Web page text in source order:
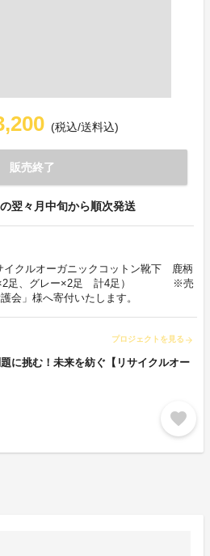
(税込/送料込)
販売終了
翌々月中旬から順次発送
イクルオーガニックコットン靴下 鹿柄
×2足、グレー×2足 計4足） ※売
会」様へ寄付いたします。
プロジェクトを見る arrow_forward
に挑む！未来を紡ぐ【リサイクルオー
favorite